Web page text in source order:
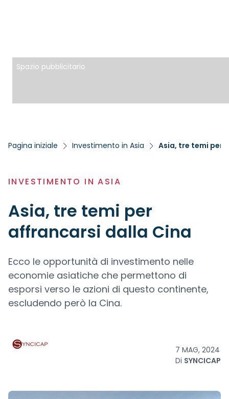
Spazio pubblicitario
Pagina iniziale Investimento in Asia Asia, tre temi per
INVESTIMENTO IN ASIA
Asia, tre temi per
affrancarsi dalla Cina
Ecco le opportunità di investimento nelle
economie asiatiche che permettono di
esporsi verso le azioni di questo continente,
escludendo però la Cina.
7 MAG, 2024
Di SYNCICAP